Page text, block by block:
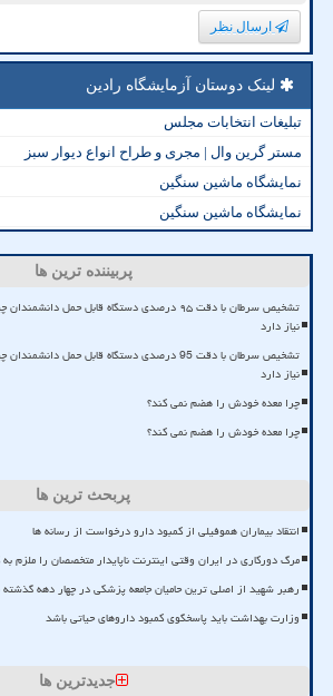
ارسال نظر
لینک دوستان آزمایشگاه رادین
تبلیغات انتخابات مجلس
مستر گرین وال | مجری و طراح انواع دیوار سبز
نمایشگاه ماشین سنگین
نمایشگاه ماشین سنگین
پربیننده ترین ها
تشخیص سرطان با دقت ۹۵ درصدی دستگاه قابل حمل
نیاز دارد
تشخیص سرطان با دقت 95 درصدی دستگاه قابل حمل
نیاز دارد
چرا معده خودش را هضم نمی کند؟
چرا معده خودش را هضم نمی کند؟
پربحث ترین ها
انتقاد بیماران هموفیلی از کمبود دارو درخواست از رسانه ها
مرگ دورکاری در ایران وقتی اینترنت ناپایدار متخصصان را ملزم
رهبر شهید از اصلی ترین حامیان جامعه پزشکی در چهار دهه گذشته
وزارت بهداشت باید پاسخگوی کمبود داروهای حیاتی باشد
جدیدترین ها